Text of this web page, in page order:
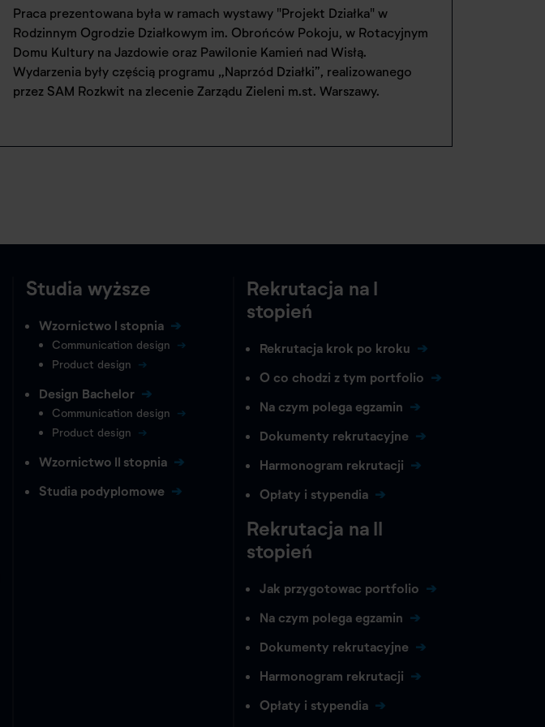
Praca prezentowana była w ramach wystawy "Projekt Działka" w
Rodzinnym Ogrodzie Działkowym im. Obrońców Pokoju, w Rotacyjnym
Domu Kultury na Jazdowie oraz Pawilonie Kamień nad Wisłą.
Wydarzenia były częścią programu „Naprzód Działki”, realizowanego
przez SAM Rozkwit na zlecenie Zarządu Zieleni m.st. Warszawy.
Studia wyższe
Wzornictwo I stopnia
Communication design
Product design
Design Bachelor
Communication design
Product design
Wzornictwo II stopnia
Studia podyplomowe
Rekrutacja na I
stopień
Rekrutacja krok po kroku
O co chodzi z tym portfolio
Na czym polega egzamin
Dokumenty rekrutacyjne
Harmonogram rekrutacji
Opłaty i stypendia
Rekrutacja na II
stopień
Jak przygotowac portfolio
Na czym polega egzamin
Dokumenty rekrutacyjne
Harmonogram rekrutacji
Opłaty i stypendia